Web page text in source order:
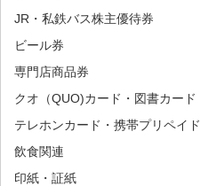
JR・私鉄バス株主優待券
ビール券
専門店商品券
クオ（QUO)カード・図書カード
テレホンカード・携帯プリペイド
飲食関連
印紙・証紙